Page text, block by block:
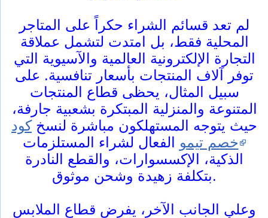
لم تعد قسائم الشراء حكراً على المتاجر
المحلية فقط، بل امتدت لتشمل عملاقة
التجارة الإلكترونية العالمية والآسيوية التي
توفر آلاف المنتجات بأسعار تنافسية. على
سبيل المثال، يحظى قطاع المنتجات
المتنوعة والمنزلية المبتكرة بشعبية جارفة،
حيث يتوجه المستهلكون مباشرة لنسخكود
خصم تيمو الفعال لشراء المستلزمات
الذكية، الإكسسوارات، والقطع النادرة
بتكلفة زهيدة وشحن موثوق.
وعلى الجانب الآخر، يفرض قطاع الملابس